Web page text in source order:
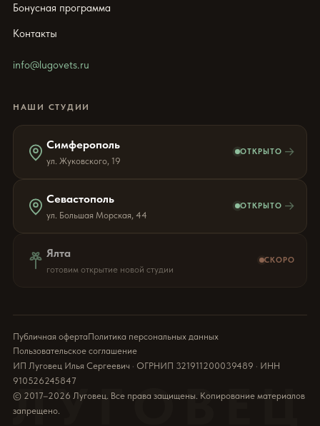
Бонусная программа
Контакты
info@lugovets.ru
НАШИ СТУДИИ
Симферополь
ул. Жуковского, 19
ОТКРЫТО →
Севастополь
ул. Большая Морская, 44
ОТКРЫТО →
Ялта
готовим открытие новой студии
СКОРО
Публичная офертаПолитика персональных данных
Пользовательское соглашение
ИП Луговец Илья Сергеевич · ОГРНИП 321911200039489 · ИНН
910526245847
© 2017–2026 Луговец. Все права защищены. Копирование материалов
запрещено.
ЛУГОВЕЦ